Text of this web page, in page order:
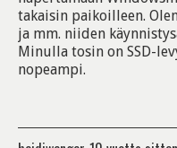
takaisin paikoilleen.
ja mm. niiden
Minulla tosin on SSD-
nopeampi.